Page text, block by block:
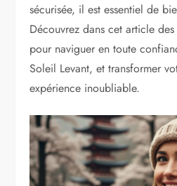
sécurisée, il est essentiel de
Découvrez dans cet article
pour naviguer en toute
Soleil Levant, et transformer
expérience inoubliable.